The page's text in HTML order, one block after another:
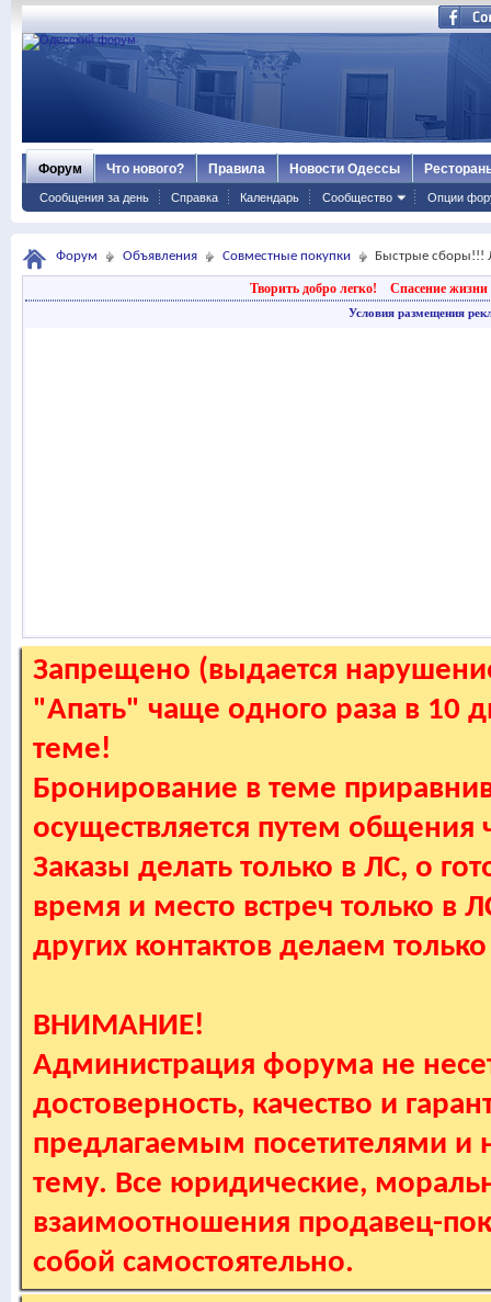
Форум
Сообщения за день Справка Календарь Сообщество Опции
Что нового? Правила Новости Одессы
Форум Объявления Совместные покупки Быстрые сборы!!!
Творить добро легко! Спасение жизни
Условия размещения
Запрещено (выдается
"Апать" чаще одного раза в 10
теме!
Бронирование в теме
осуществляется путем
Заказы делать только в ЛС, о
время и место встреч только в
других контактов делаем
ВНИМАНИЕ!
Администрация форума не
достоверность, качество и
предлагаемым посетителями и
тему. Все юридические,
взаимоотношения продавец-
собой самостоятельно.